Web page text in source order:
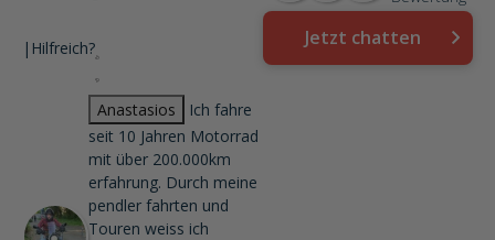
| Hilfreich?
Anastasios
Ich fahre
seit 10 Jahren Motorrad
mit über 200.000km
erfahrung. Durch meine
pendler fahrten und
Touren weiss ich
Jetzt chatten